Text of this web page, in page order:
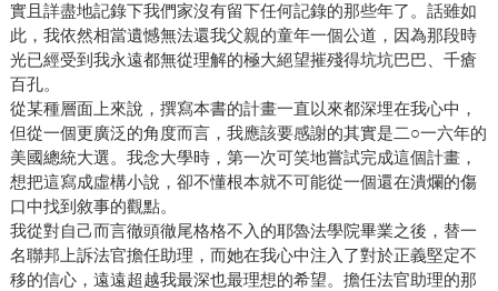
實且詳盡地記錄下我們家沒有留下任何記錄的那些年了。話雖如
此，我依然相當遺憾無法還我父親的童年一個公道，因為那段時
光已經受到我永遠都無從理解的極大絕望摧殘得坑坑巴巴、千瘡
百孔。
從某種層面上來說，撰寫本書的計畫一直以來都深埋在我心中，
但從一個更廣泛的角度而言，我應該要感謝的其實是二○一六年的
美國總統大選。我念大學時，第一次可笑地嘗試完成這個計畫，
想把這寫成虛構小說，卻不懂根本就不可能從一個還在潰爛的傷
口中找到敘事的觀點。
我從對自己而言徹頭徹尾格格不入的耶魯法學院畢業之後，替一
名聯邦上訴法官擔任助理，而她在我心中注入了對於正義堅定不
移的信心，遠遠超越我最深也最理想的希望。擔任法官助理的那